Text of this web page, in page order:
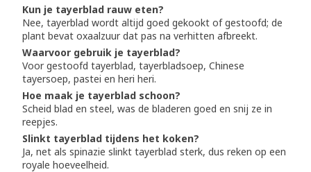
Kun je tayerblad rauw eten?
Nee, tayerblad wordt altijd goed gekookt of gestoofd; de
plant bevat oxaalzuur dat pas na verhitten afbreekt.
Waarvoor gebruik je tayerblad?
Voor gestoofd tayerblad, tayerbladsoep, Chinese
tayersoep, pastei en heri heri.
Hoe maak je tayerblad schoon?
Scheid blad en steel, was de bladeren goed en snij ze in
reepjes.
Slinkt tayerblad tijdens het koken?
Ja, net als spinazie slinkt tayerblad sterk, dus reken op een
royale hoeveelheid.